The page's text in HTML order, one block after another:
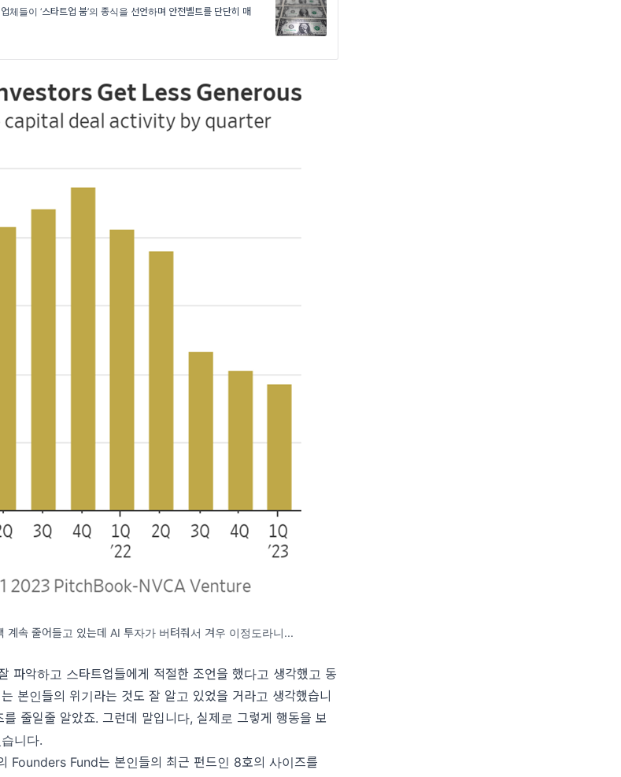
들이 ‘스타트업 붐’의 종식을 선언하며 안전벨트를 단단히 매라
계속 줄어들고 있는데 AI 투자가 버텨줘서 겨우 이정도라니...
파악하고 스타트업들에게 적절한 조언을 했다고 생각했고 동
본인들의 위기라는 것도 잘 알고 있었을 거라고 생각했습니
줄일줄 알았죠. 그런데 말입니다, 실제로 그렇게 행동을 보
니다.
Founders Fund는 본인들의 최근 펀드인 8호의 사이즈를